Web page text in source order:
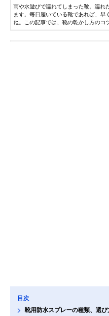
雨や水遊びで濡れてしまった靴。濡れ
ます。毎日履いている靴であれば、早
ね。この記事では、靴の乾かし方のコ
目次
靴用防水スプレーの種類、選び